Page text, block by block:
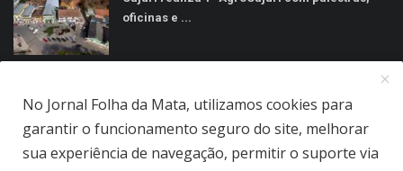
oficinas e ...
No Jornal Folha da Mata, utilizamos cookies para
garantir o funcionamento seguro do site, melhorar
sua experiência de navegação, permitir o suporte via